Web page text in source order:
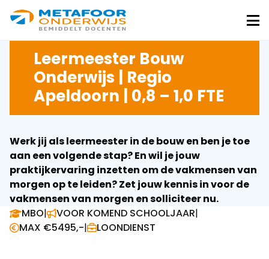
Metafoor
Onderwijs
Leermeester Bouw
Onderwijs | Regio
Apeldoorn | 0,8 – 1,0 FTE
Werk jij als leermeester in de bouw en ben je toe
aan een volgende stap? En wil je jouw
praktijkervaring inzetten om de vakmensen van
morgen op te leiden? Zet jouw kennis in voor de
vakmensen van morgen en solliciteer nu.
MBO| VOOR KOMEND SCHOOLJAAR|
MAX €5495,-| LOONDIENST